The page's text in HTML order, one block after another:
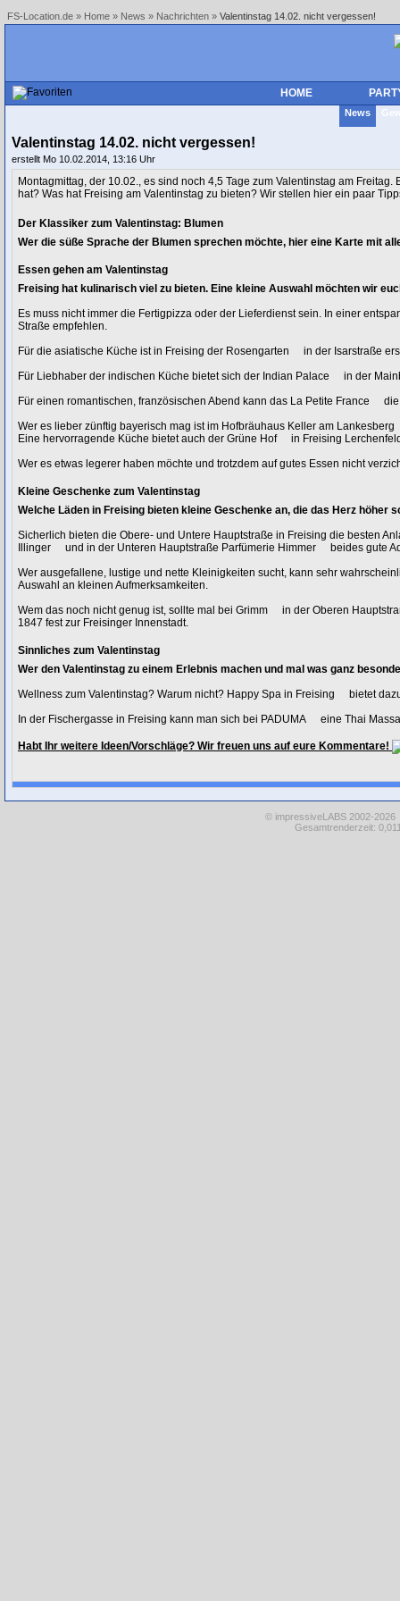
FS-Location.de » Home » News » Nachrichten » Valentinstag 14.02. nicht vergessen!
HOME
News
Valentinstag 14.02. nicht vergessen!
erstellt Mo 10.02.2014, 13:16 Uhr
Montagmittag, der 10.02., es sind noch 4,5 Tage zum Valentinstag am
hat? Was hat Freising am Valentinstag zu bieten? Wir stellen hier ein paar
Der Klassiker zum Valentinstag: Blumen
Wer die süße Sprache der Blumen sprechen möchte, hier eine Karte mit
Essen gehen am Valentinstag
Freising hat kulinarisch viel zu bieten. Eine kleine Auswahl möchten wir
Es muss nicht immer die Fertigpizza oder der Lieferdienst sein. In einer
Straße empfehlen.
Für die asiatische Küche ist in Freising der Rosengarten
in der Isarstraße
Für Liebhaber der indischen Küche bietet sich der Indian Palace
in der
Für einen romantischen, französischen Abend kann das La Petite France
Wer es lieber zünftig bayerisch mag ist im Hofbräuhaus Keller am Lankesberg
Eine hervorragende Küche bietet auch der Grüne Hof
in Freising
Wer es etwas legerer haben möchte und trotzdem auf gutes Essen nicht
Kleine Geschenke zum Valentinstag
Welche Läden in Freising bieten kleine Geschenke an, die das Herz höher
Sicherlich bieten die Obere- und Untere Hauptstraße in Freising die besten
Illinger
und in der Unteren Hauptstraße Parfümerie Himmer
beides gute
Wer ausgefallene, lustige und nette Kleinigkeiten sucht, kann sehr
Auswahl an kleinen Aufmerksamkeiten.
Wem das noch nicht genug ist, sollte mal bei Grimm
in der Oberen
1847 fest zur Freisinger Innenstadt.
Sinnliches zum Valentinstag
Wer den Valentinstag zu einem Erlebnis machen und mal was ganz
Wellness zum Valentinstag? Warum nicht? Happy Spa in Freising
bietet
In der Fischergasse in Freising kann man sich bei PADUMA eine Thai
Habt Ihr weitere Ideen/Vorschläge? Wir freuen uns auf eure Kommentare!
© impressiveLABS 2002-
Gesamtrenderzeit: